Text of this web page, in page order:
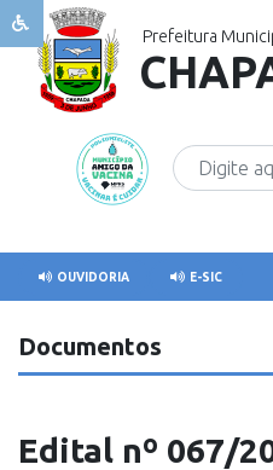
Prefeitura
Sobre
Chapada
Publicações
Covid
OUVIDORIA E-SIC
Documentos
Edital nº 067/